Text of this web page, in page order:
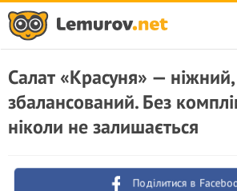
Салат «Красуня» — ніжний,
збалансований. Без
ніколи не залишається
Поділитися в